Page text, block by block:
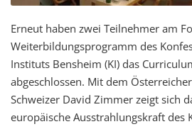
Erneut haben zwei Teilnehmer am
Weiterbildungsprogramm des
Instituts Bensheim (KI) das
abgeschlossen. Mit dem
Schweizer David Zimmer zeigt sich
europäische Ausstrahlungskraft des